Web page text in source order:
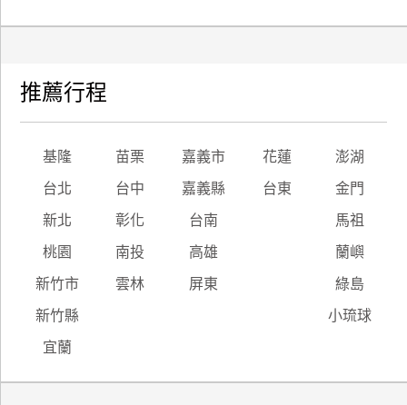
推薦行程
基隆 苗栗 嘉義市 花蓮 澎湖
台北 台中 嘉義縣 台東 金門
新北 彰化 台南 馬祖
桃園 南投 高雄 蘭嶼
新竹市 雲林 屏東 綠島
新竹縣 小琉球
宜蘭